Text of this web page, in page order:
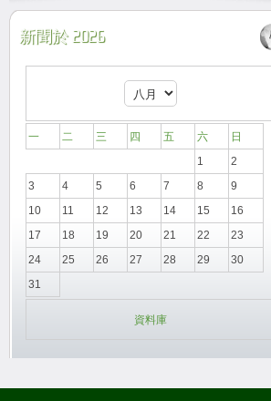
新聞於 2026
一 二 三 四 五 六
日
1
2
3
4 5 6 7 8
9
10
11 12 13 14 15
16
17
18 19 20 21 22
23
24
25 26 27 28 29
30
31
資料庫